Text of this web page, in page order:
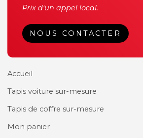
Prix d'un appel local.
NOUS CONTACTER
Accueil
Tapis voiture sur-mesure
Tapis de coffre sur-mesure
Mon panier